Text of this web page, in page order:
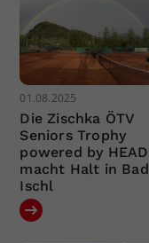
01.08.2025
Die Zischka ÖTV
Seniors Trophy
powered by HEAD
macht Halt in Bad
Ischl